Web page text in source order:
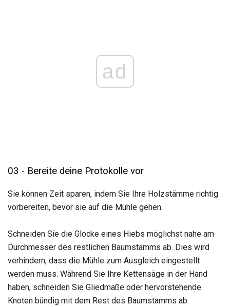
ad
03 - Bereite deine Protokolle vor
Sie können Zeit sparen, indem Sie Ihre Holzstämme richtig
vorbereiten, bevor sie auf die Mühle gehen.
Schneiden Sie die Glocke eines Hiebs möglichst nahe am
Durchmesser des restlichen Baumstamms ab. Dies wird
verhindern, dass die Mühle zum Ausgleich eingestellt
werden muss. Während Sie Ihre Kettensäge in der Hand
haben, schneiden Sie Gliedmaße oder hervorstehende
Knoten bündig mit dem Rest des Baumstamms ab.